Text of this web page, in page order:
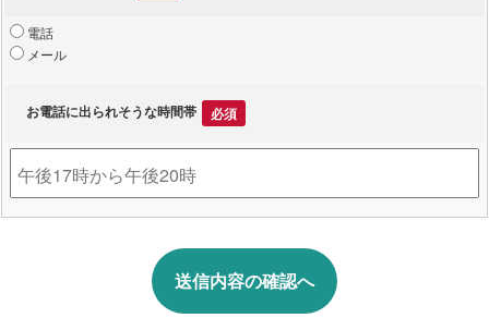
電話
メール
お電話に出られそうな時間帯 必須